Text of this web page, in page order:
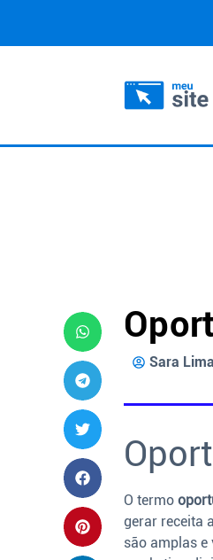
Sara
O termo
gerar receita
são amplas e